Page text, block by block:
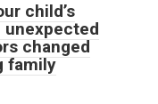
child’s
unexpected
changed
family